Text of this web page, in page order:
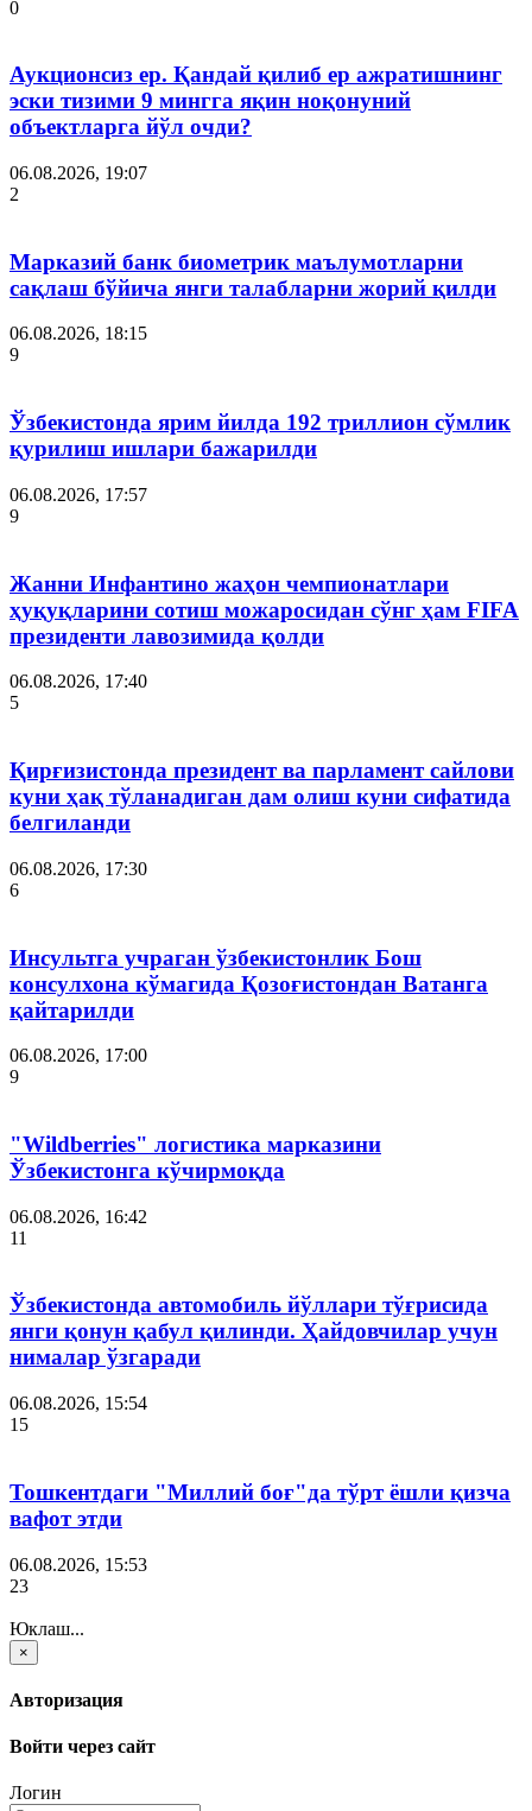
0
Аукционсиз ер. Қандай қилиб ер ажратишнинг
эски тизими 9 мингга яқин ноқонуний
объектларга йўл очди?
06.08.2026, 19:07
2
Марказий банк биометрик маълумотларни
сақлаш бўйича янги талабларни жорий қилди
06.08.2026, 18:15
9
Ўзбекистонда ярим йилда 192 триллион сўмлик
қурилиш ишлари бажарилди
06.08.2026, 17:57
9
Жанни Инфантино жаҳон чемпионатлари
ҳуқуқларини сотиш можаросидан сўнг ҳам FIFA
президенти лавозимида қолди
06.08.2026, 17:40
5
Қирғизистонда президент ва парламент сайлови
куни ҳақ тўланадиган дам олиш куни сифатида
белгиланди
06.08.2026, 17:30
6
Инсультга учраган ўзбекистонлик Бош
консулхона кўмагида Қозоғистондан Ватанга
қайтарилди
06.08.2026, 17:00
9
"Wildberries" логистика марказини
Ўзбекистонга кўчирмоқда
06.08.2026, 16:42
11
Ўзбекистонда автомобиль йўллари тўғрисида
янги қонун қабул қилинди. Ҳайдовчилар учун
нималар ўзгаради
06.08.2026, 15:54
15
Тошкентдаги "Миллий боғ"да тўрт ёшли қизча
вафот этди
06.08.2026, 15:53
23
Юклаш...
×
Авторизация
Войти через сайт
Логин